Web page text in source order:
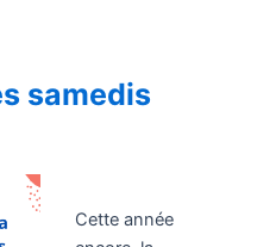
samedis
Cette année